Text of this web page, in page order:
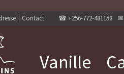
Contact ☎+256-772-481158 ✉
Vanille